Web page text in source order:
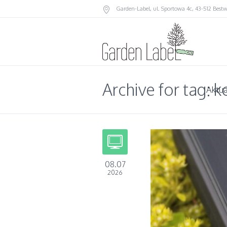
Garden-Label, ul. Sportowa 4c, 43-512
Archive for tag:
08.07
2026